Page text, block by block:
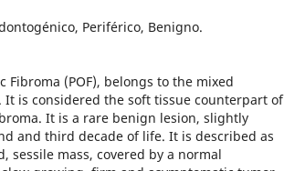
Periférico, Benigno.
Fibroma (POF), belongs to the mixed
is considered the soft tissue counterpart of
It is a rare benign lesion, slightly
and third decade of life. It is described as
sessile mass, covered by a normal